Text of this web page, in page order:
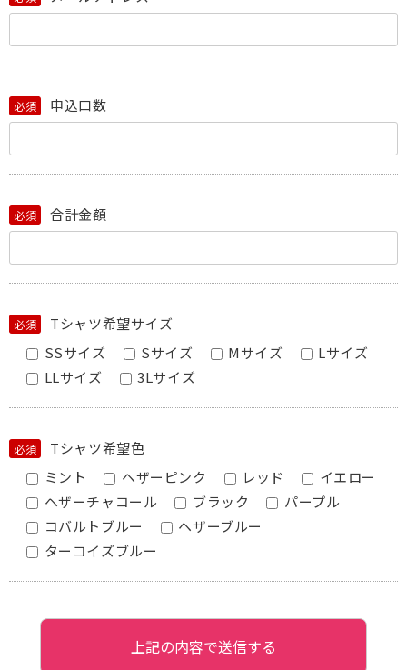
必須 申込口数
必須 合計金額
必須
Tシャツ希望サイズ
SSサイズ
Sサイズ Mサイズ
Lサイズ
LLサイズ
3Lサイズ
必須
Tシャツ希望色
ミント
ヘザーピンク レッド
イエロー
ヘザーチャコール
ブラック
パープル
コバルトブルー
ヘザーブルー
ターコイズブルー